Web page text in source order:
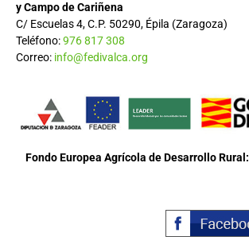
y Campo de Cariñena
C/ Escuelas 4, C.P. 50290, Épila (Zaragoza)
Teléfono:976 817 308
Correo: info@fedivalca.org
Fondo Europea Agrícola de Desarrollo Rural: